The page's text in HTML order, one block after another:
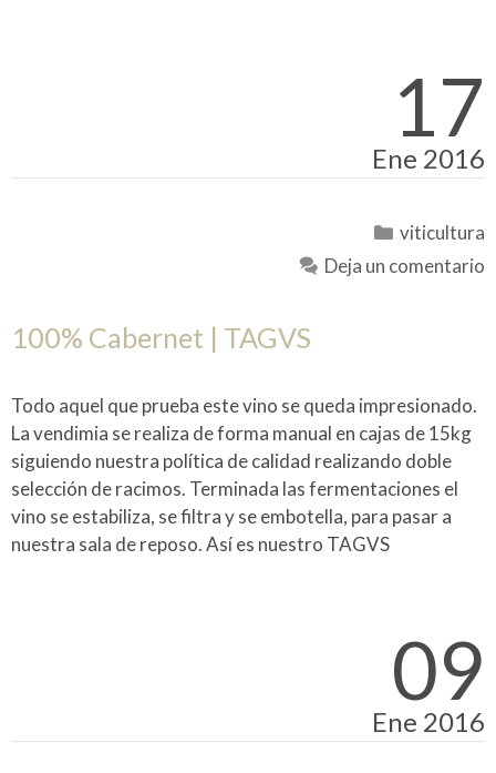
17
Ene 2016
Categorías
viticultura
Deja un comentario
100% Cabernet | TAGVS
Todo aquel que prueba este vino se queda impresionado.
La vendimia se realiza de forma manual en cajas de 15kg
siguiendo nuestra política de calidad realizando doble
selección de racimos. Terminada las fermentaciones el
vino se estabiliza, se filtra y se embotella, para pasar a
nuestra sala de reposo. Así es nuestro TAGVS
09
Ene 2016